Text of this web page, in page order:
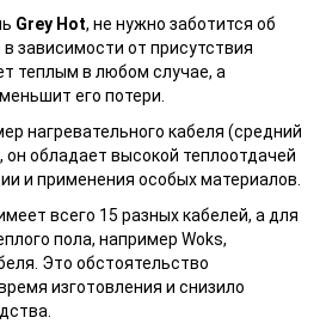
Grey Hot, не нужно заботится об
зависимости от присутствия
теплым в любом случае, а
его потери.
нагревательного кабеля (средний
он обладает высокой теплоотдачей
и применения особых материалов.
всего 15 разных кабелей, а для
пола, например Woks,
Это обстоятельство
изготовления и снизило